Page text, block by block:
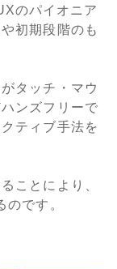
のパイオニア
初期段階のも
タッチ・マウ
ンズフリーで
ティブ手法を
ことにより、
です。